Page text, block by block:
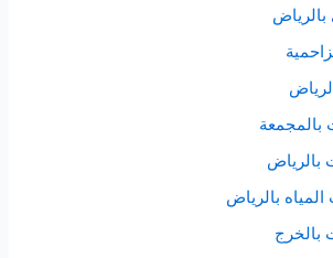
بالمجمعة
بالرياض
بالرياض
بالخرج